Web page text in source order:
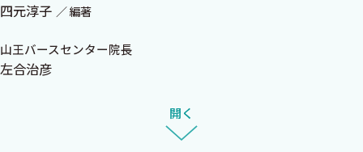
4）STRマーカーを用いた蛍光定量PCRによる染色体異数性の迅
D 染色体マイクロアレイ検査 〈右田王介，秦 健一郎〉
E 次世代シークエンサー 〈右田王介，秦 健一郎〉
3 プレコンセプションカウンセリング（妊娠前カウンセリン
四元淳子 編著
山王バースセンター院長
左合治彦
開く